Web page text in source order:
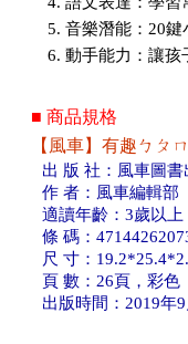
5. 音樂潛能：20鍵
6. 動手能力：讓孩
■ 商品規格
【風車】有趣ㄅㄆ
出 版 社：風車圖書
作 者：風車編輯部
適讀年齡：3歲以上
條 碼：
尺 寸：
頁 數：26頁，彩色
出版時間：2019年9